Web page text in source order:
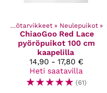
Käsityötarvikkeet ‪» Neulepuikot ‪»
ChiaoGoo Red Lace
pyöröpuikot 100 cm
kaapelilla
14,90 - 17,80 €
Heti saatavilla
☆☆☆☆☆ (61)
tuotteet ‪» Käsityötarvikkeet